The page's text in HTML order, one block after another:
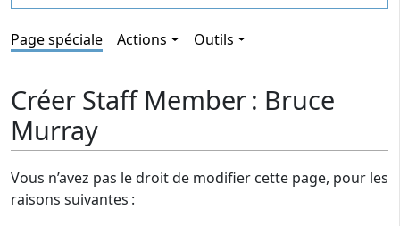
Page spéciale Actions Outils
Créer Staff Member : Bruce
Murray
Vous n’avez pas le droit de modifier cette page, pour les
raisons suivantes :